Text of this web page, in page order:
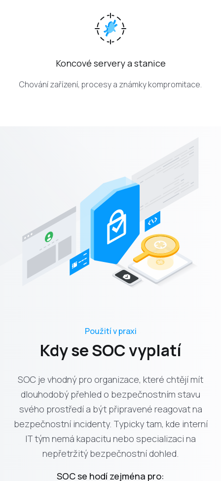
Koncové servery a stanice
Chování zařízení, procesy a známky kompromitace.
Použití v praxi
Kdy se SOC vyplatí
SOC je vhodný pro organizace, které chtějí mít
dlouhodobý přehled o bezpečnostním stavu
svého prostředí a být připravené reagovat na
bezpečnostní incidenty. Typicky tam, kde interní
IT tým nemá kapacitu nebo specializaci na
nepřetržitý bezpečnostní dohled.
SOC se hodí zejména pro: